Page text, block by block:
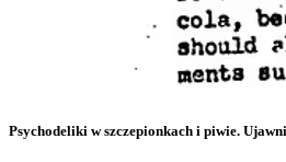
Psychodeliki w szczepionkach i piwie.